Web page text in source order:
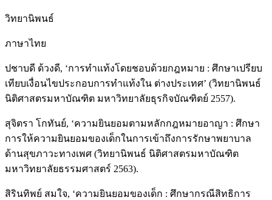
วิทยานิพนธ์
ภาษาไทย
ปชาบดี ด้วงดี, ‘การทำแท้งโดยชอบด้วยกฎหมาย : ศึกษาเปรียบ
เทียบเงื่อนไขประกอบการทำแท้งใน ต่างประเทศ’ (วิทยานิพนธ์
นิติศาสตรมหาบัณฑิต มหาวิทยาลัยธุรกิจบัณฑิตย์ 2557).
สุจิตรา โกทันย์, ‘ความยินยอมตามหลักกฎหมายอาญา : ศึกษา
การให้ความยินยอมของเด็กในการเข้าถึงการรักษาพยาบาล
ด้านสุขภาวะทางเพศ (วิทยานิพนธ์ นิติศาสตรมหาบัณฑิต
มหาวิทยาลัยธรรมศาสตร์ 2563).
สิรินทิพย์ สมใจ, ‘ความยินยอมของเด็ก : ศึกษากรณีสิทธิการ